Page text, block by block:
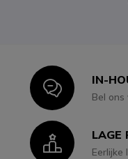
IconIN-
Bel ons
IconLAGE
Eerlijke